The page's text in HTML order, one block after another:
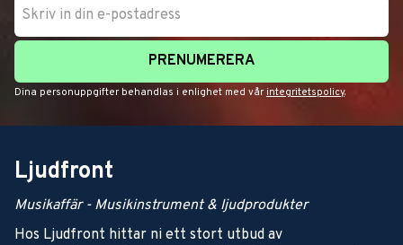
PRENUMERERA
Dina personuppgifter behandlas i enlighet med vår integritetspolicy.
Ljudfront
Musikaffär - Musikinstrument & ljudprodukter
Hos Ljudfront hittar ni ett stort utbud av